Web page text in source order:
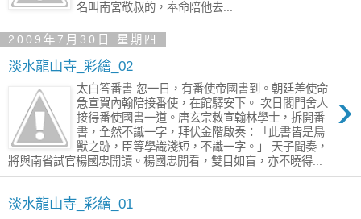
名叫南宮敬叔的，奉命陪他去...
2009年7月30日 星期四
淡水龍山寺_彩繪_02
›
太白答番書 忽一日，有番使帝國書到。朝廷差使命
急宣賀內翰陪接番使，在館驛安下。 次日閣門舍人
接得番使國書一道。唐玄宗敕宣翰林學士，拆開番
書，全然不識一字，拜伏金階啟奏：「此書皆是鳥
獸之跡，臣等學識淺短，不識一字。」 天子聞奏，
將與南省試官楊國忠開讀。楊國忠開看，雙目如盲，亦不曉得...
淡水龍山寺_彩繪_01